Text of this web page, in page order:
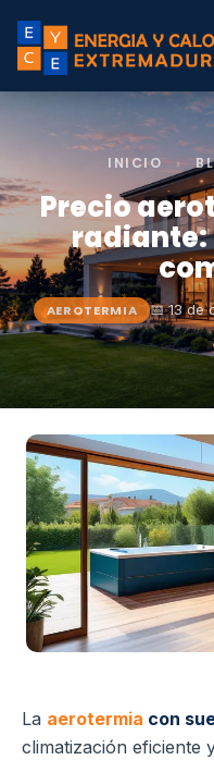
INICIO ›
Precio
radiante:
AEROTERMIA 📅 13 de
La aerotermia con
climatización eficiente